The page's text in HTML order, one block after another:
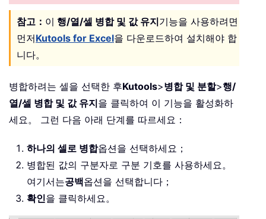
참고： 이 행/열/셀 병합 및 값 유지기능을 사용하려면
먼저Kutools for Excel을 다운로드하여 설치해야 합
니다。
병합하려는 셀을 선택한 후Kutools>병합 및 분할>행/
열/셀 병합 및 값 유지을 클릭하여 이 기능을 활성화하
세요。 그런 다음 아래 단계를 따르세요：
하나의 셀로 병합옵션을 선택하세요；
병합된 값의 구분자로 구분 기호를 사용하세요。
여기서는공백옵션을 선택합니다；
확인을 클릭하세요。